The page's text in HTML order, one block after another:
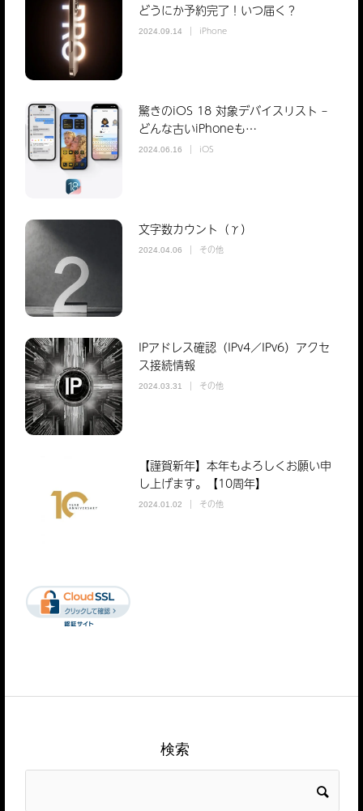
どうにか予約完了！いつ届く？
2024.09.14 iPhone
驚きのiOS 18 対象デバイスリスト –
どんな古いiPhoneも…
2024.06.16 iOS
文字数カウント（γ）
2024.04.06 その他
IPアドレス確認（IPv4／IPv6）アクセ
ス接続情報
2024.03.31 その他
【謹賀新年】本年もよろしくお願い申
し上げます。【10周年】
2024.01.02 その他
検索